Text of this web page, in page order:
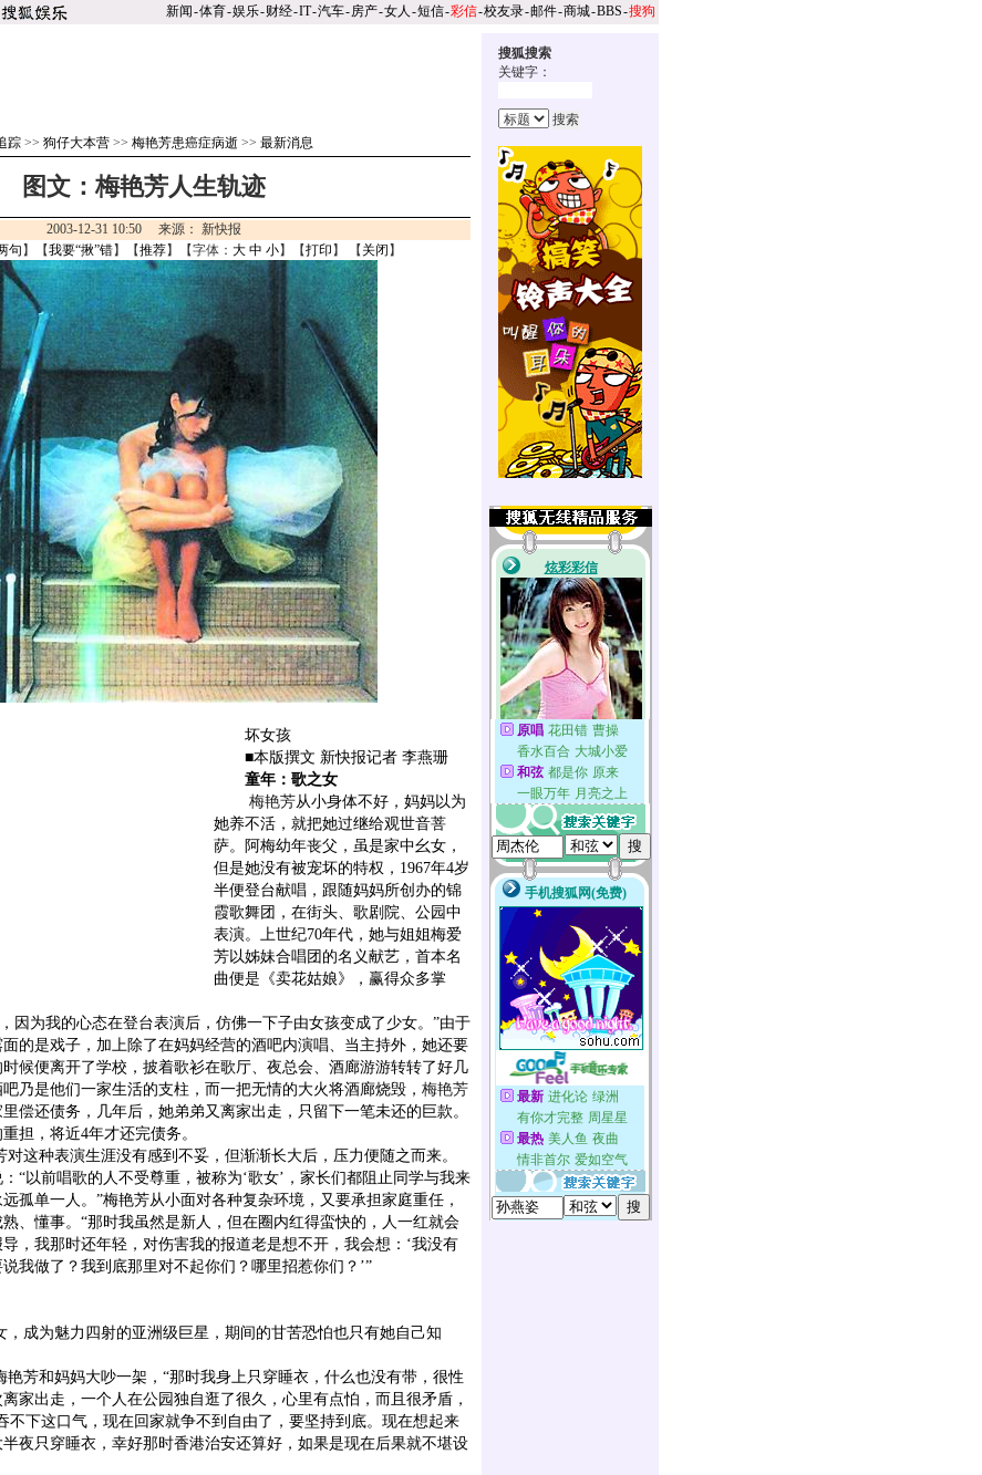
新闻-体育-娱乐-财经-IT-汽车-房产-女人 -短信-彩信-校友录-邮件-商城-BBS-搜狗
踪 >> 狗仔大本营 >> 梅艳芳患癌症病逝 >> 最新消息
图文：梅艳芳人生轨迹
2003-12-31 10:50 来源： 新快报
句 】【我要“揪”错】【推荐】【字体： 大 中 小】【打印 】 【 关闭 】
坏女孩
■本版撰文 新快报记者 李燕珊
童年：歌之女
梅艳芳从小身体不好，妈妈以为
她养不活，就把她过继给观世音菩
萨。阿梅幼年丧父，虽是家中幺女，
但是她没有被宠坏的特权，1967年4岁
半便登台献唱，跟随妈妈所创办的锦
霞歌舞团，在街头、歌剧院、公园中
表演。上世纪70年代，她与姐姐梅爱
芳以姊妹合唱团的名义献艺，首本名
曲便是《卖花姑娘》，赢得众多掌
为我的心态在登台表演后，仿佛一下子由女孩变成了少女。”由于
的是戏子，加上除了在妈妈经营的酒吧内演唱、当主持外，她还要
候便离开了学校，披着歌衫在歌厅、夜总会、酒廊游游转转了好几
乃是他们一家生活的支柱，而一把无情的大火将酒廊烧毁， 梅艳芳
偿还债务，几年后，她弟弟又离家出走，只留下一笔未还的巨款。
担，将近4年才还完债务。
种表演生涯没有感到不妥，但渐渐长大后，压力便随之而来。
“以前唱歌的人不受尊重，被称为‘歌女’，家长们都阻止同学与我来
孤单一人。”梅艳芳从小面对各种复杂环境，又要承担家庭重任，
、懂事。“那时我虽然是新人，但在圈内红得蛮快的，人一红就会
，我那时还年轻，对伤害我的报道老是想不开，我会想：‘我没有
我做了？我到底那里对不起你们？哪里招惹你们？’”
为魅力四射的亚洲级巨星，期间的甘苦恐怕也只有她自己知
和妈妈大吵一架，“那时我身上只穿睡衣，什么也没有带，很性
家出走，一个人在公园独自逛了很久，心里有点怕，而且很矛盾，
下这口气，现在回家就争不到自由了，要坚持到底。现在想起来
夜只穿睡衣，幸好那时香港治安还算好，如果是现在后果就不堪设
搜狐搜索
关键字：